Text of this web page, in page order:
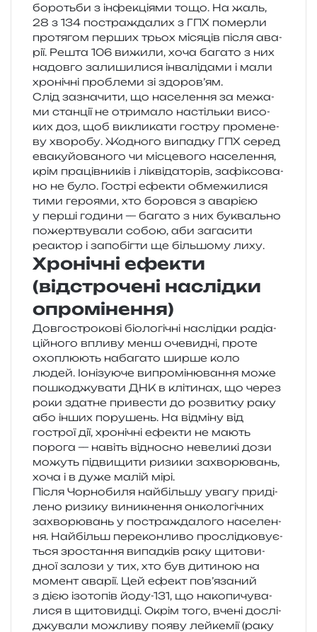
бороть­би з інфе­кці­я­ми тощо. На жаль,
28 з 134 постра­жда­лих з ГПХ помер­ли
про­тя­гом пер­ших трьох міся­ців після ава­
рії. Решта 106 вижи­ли, хоча бага­то з них
надов­го зали­ши­ли­ся інва­лі­да­ми і мали
хро­ні­чні про­бле­ми зі здоров’ям.
Слід зазна­чи­ти, що насе­ле­н­ня за межа­
ми стан­ції не отри­ма­ло настіль­ки висо­
ких доз, щоб викли­ка­ти гостру про­ме­не­
ву хво­ро­бу. Жодного випад­ку ГПХ серед
ева­ку­йо­ва­но­го чи місце­во­го насе­ле­н­ня,
крім пра­ців­ни­ків і лікві­да­то­рів, зафі­ксо­ва­
но не було. Гострі ефе­кти обме­жи­ли­ся
тими геро­я­ми, хто боров­ся з ава­рі­єю
у перші годи­ни — бага­то з них букваль­но
пожер­тву­ва­ли собою, аби зага­си­ти
реактор і запо­біг­ти ще біль­шо­му лиху.
Хронічні ефекти
(відстрочені наслідки
опромінення)
Довгострокові біо­ло­гі­чні наслід­ки раді­а­
цій­но­го впли­ву менш оче­ви­дні, проте
охо­плю­ють наба­га­то ширше коло
людей. Іонізуюче випро­мі­ню­ва­н­ня може
пошко­джу­ва­ти ДНК в клі­ти­нах, що через
роки зда­тне при­ве­сти до роз­ви­тку раку
або інших пору­шень. На від­мі­ну від
гострої дії, хро­ні­чні ефе­кти не мають
поро­га — навіть від­но­сно неве­ли­кі дози
можуть під­ви­щи­ти ризи­ки захво­рю­вань,
хоча і в дуже малій мірі.
Після Чорнобиля най­біль­шу увагу при­ді­
ле­но ризи­ку вини­кне­н­ня онко­ло­гі­чних
захво­рю­вань у постра­жда­ло­го насе­ле­н­
ня. Найбільш пере­кон­ли­во про­слід­ко­ву­є­
ться зро­ста­н­ня випад­ків раку щито­ви­
дної зало­зи у тих, хто був дити­ною на
момент ава­рії. Цей ефект пов’язаний
з дією ізо­то­пів йоду-131, що нако­пи­чу­ва­
ли­ся в щито­вид­ці. Окрім того, вчені дослі­
джу­ва­ли можли­ву появу лей­ке­мії (раку